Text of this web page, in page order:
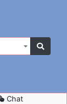
Chat